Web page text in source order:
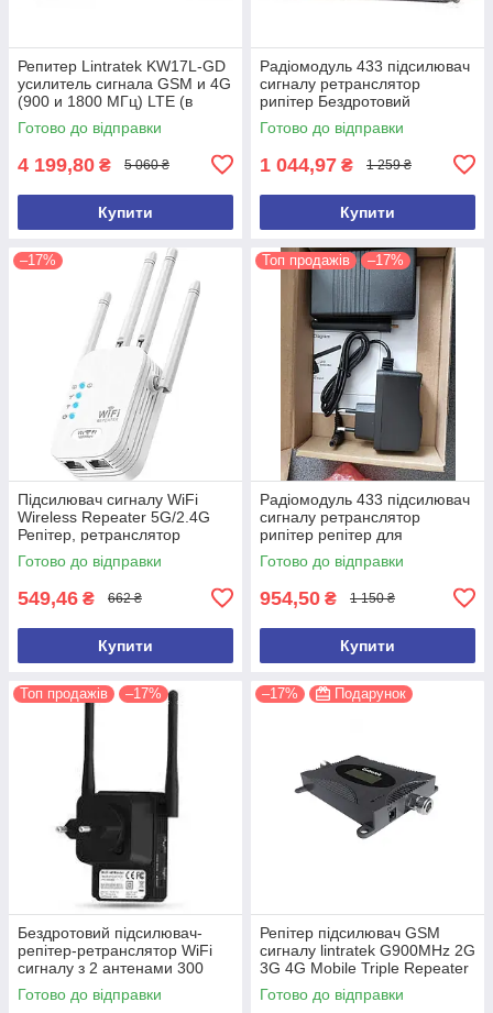
Репитер Lintratek KW17L-GD
усилитель сигнала GSM и 4G
(900 и 1800 МГц) LTE (в
золотистом цвете)
Готово до відправки
4 199,80 ₴ 5 060 ₴
Купити
Радіомодуль 433 підсилювач
сигналу ретранслятор
рипітер Бездротовий
ретранслятор FD-02
Готово до відправки
1 044,97 ₴ 1 259 ₴
Купити
–17%
Підсилювач сигналу WiFi
Wireless Repeater 5G/2.4G
Репітер, ретранслятор
сигналу до 1200Mbps 802.11
Готово до відправки
549,46 ₴ 662 ₴
Купити
Топ продажів –17%
Радіомодуль 433 підсилювач
сигналу ретранслятор
рипітер репітер для
сигналізацій ПОТУЖНИЙ
Готово до відправки
954,50 ₴ 1 150 ₴
Купити
Топ продажів –17%
Бездротовий підсилювач-
репітер-ретранслятор WiFi
сигналу з 2 антенами 300
Мбіт/с. Репітер Wavlink N300
WL-WN
Готово до відправки
–17% Подарунок
Репітер підсилювач GSM
сигналу lintratek G900MHz 2G
3G 4G Mobile Triple Repeater
Phone KW16L-GSM-S (тільки
блок)
Готово до відправки